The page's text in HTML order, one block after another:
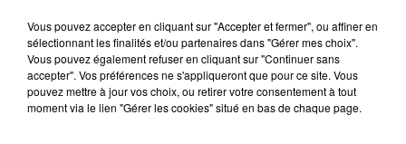
fil actus
4 juillet 2022
Radio Star Live avec Dadju
Vous pouvez accepter en cliquant sur "Accepter et fermer", ou affiner en
sélectionnant les finalités et/ou partenaires dans "Gérer mes choix".
Vous pouvez également refuser en cliquant sur "Continuer sans
accepter". Vos préférences ne s'appliqueront que pour ce site. Vous
pouvez mettre à jour vos choix, ou retirer votre consentement à tout
moment via le lien "Gérer les cookies" situé en bas de chaque page.